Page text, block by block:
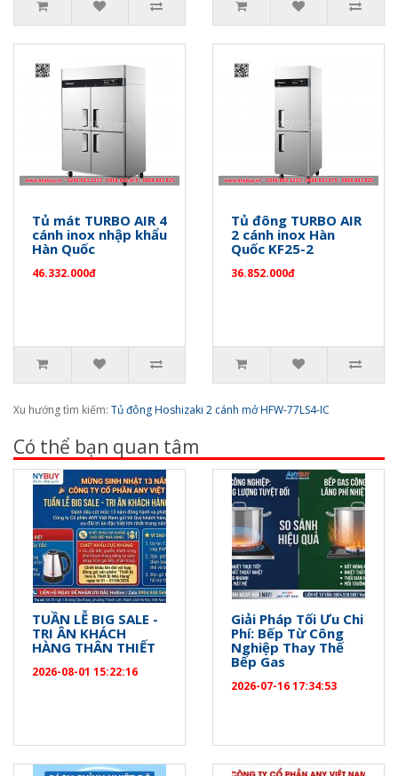
Tủ mát TURBO AIR 4
cánh inox nhập khẩu
Hàn Quốc
46.332.000đ
Tủ đông TURBO AIR
2 cánh inox Hàn
Quốc KF25-2
36.852.000đ
Xu hướng tìm kiếm: Tủ đông Hoshizaki 2 cánh mở HFW-77LS4-IC
Có thể bạn quan tâm
TUẦN LỄ BIG SALE -
TRI ÂN KHÁCH
HÀNG THÂN THIẾT
2026-08-01 15:22:16
Giải Pháp Tối Ưu Chi
Phí: Bếp Từ Công
Nghiệp Thay Thế
Bếp Gas
2026-07-16 17:34:53